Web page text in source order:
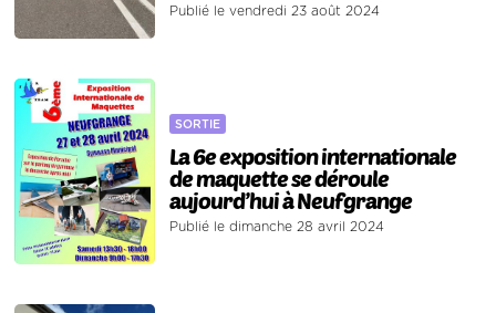
Publié le vendredi 23 août 2024
SORTIE
La 6e exposition internationale
de maquette se déroule
aujourd’hui à Neufgrange
Publié le dimanche 28 avril 2024